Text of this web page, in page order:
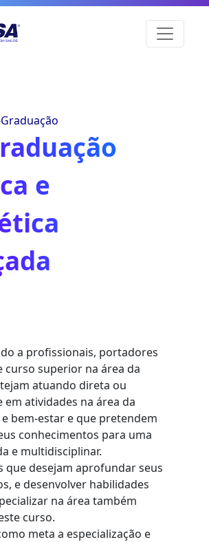
e
a profissionais, portadores
curso superior na área da
atuando direta ou
atividades na área da
bem-estar e que pretendem
conhecimentos para uma
e multidisciplinar.
que desejam aprofundar seus
e desenvolver habilidades
na área também
curso.
meta a especialização e